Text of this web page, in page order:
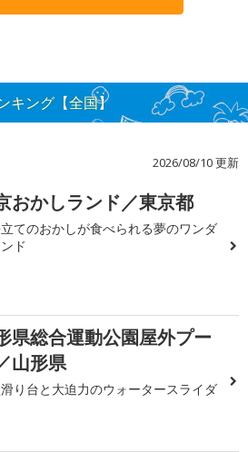
キング【全国】
2026/08/10 更新
おかしランド／東京都
てのおかしが食べられる夢のワンダ
ド
県総合運動公園屋外プー
山形県
り台と大迫力のウォータースライダ